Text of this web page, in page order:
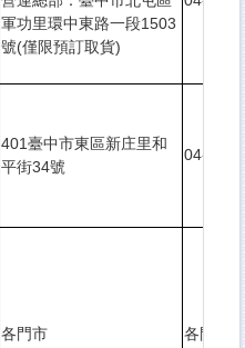
軍功里環中東路一段1503
號(僅限預訂取貨)
401臺中市東區新庄里和
平街34號
04-
各門市 各門市